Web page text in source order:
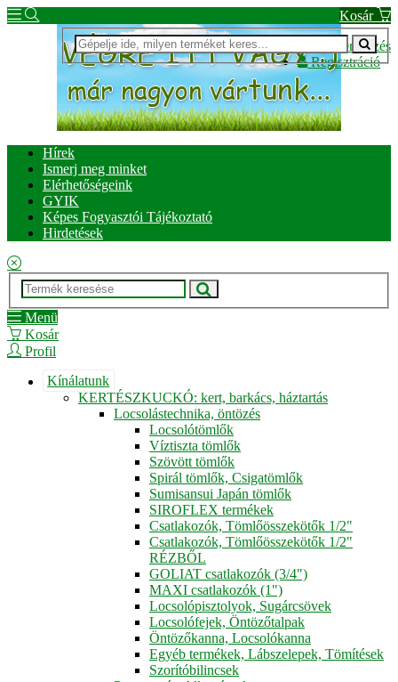
Kosár
Bejelentkezés
Regisztráció
Hírek
Ismerj meg minket
Elérhetőségeink
GYIK
Képes Fogyasztói Tájékoztató
Hirdetések
Menü
Kosár
Profil
Kínálatunk
KERTÉSZKUCKÓ: kert, barkács, háztartás
Locsolástechnika, öntözés
Locsolótömlők
Víztiszta tömlők
Szövött tömlők
Spirál tömlők, Csigatömlők
Sumisansui Japán tömlők
SIROFLEX termékek
Csatlakozók, Tömlőösszekötők 1/2"
Csatlakozók, Tömlőösszekötők 1/2"
RÉZBŐL
GOLIAT csatlakozók (3/4")
MAXI csatlakozók (1")
Locsolópisztolyok, Sugárcsövek
Locsolófejek, Öntözőtalpak
Öntözőkanna, Locsolókanna
Egyéb termékek, Lábszelepek, Tömítések
Szorítóbilincsek